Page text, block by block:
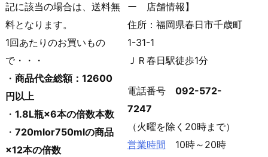
記に該当の場合は、送料無
料となります。
1回あたりのお買いもの
で・・・
・ 商品代金総額：12600
円以上
・ 1.8L瓶×6本の倍数本数
・ 720mlor750mlの商品
×12本の倍数
ー 店舗情報】
住所：福岡県春日市千歳町
1-31-1
ＪＲ春日駅徒歩1分
電話番号 092-572-
7247
（火曜を除く20時まで）
営業時間 10時～20時